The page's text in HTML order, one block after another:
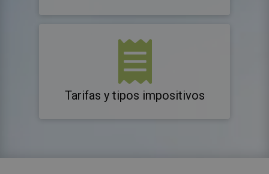
Tarifas y tipos impositivos